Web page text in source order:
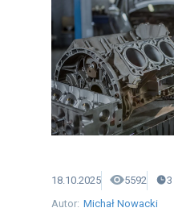
18.10.2025 5592 3
Autor: Michał Nowacki